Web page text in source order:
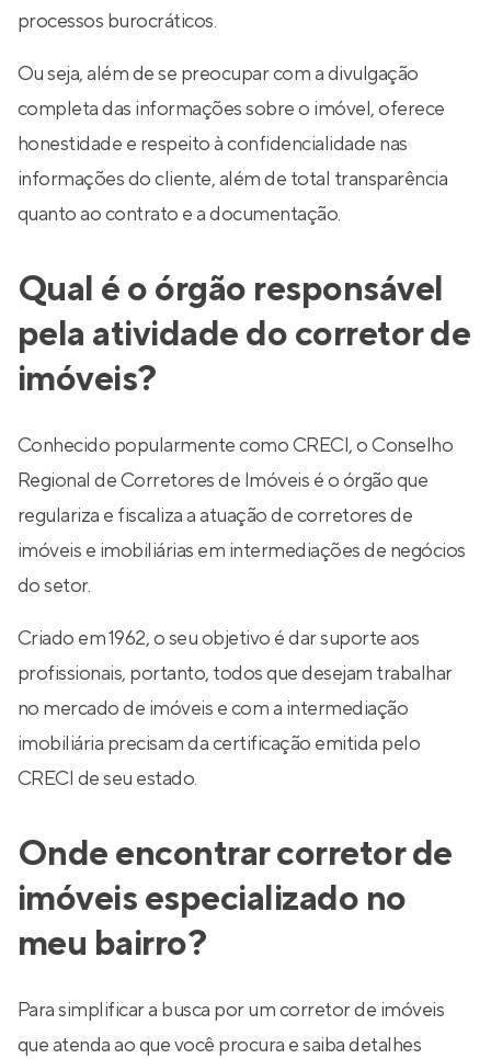
processos burocráticos.
Ou seja, além de se preocupar com a divulgação
completa das informações sobre o imóvel, oferece
honestidade e respeito à confidencialidade nas
informações do cliente, além de total transparência
quanto ao contrato e a documentação.
Qual é o órgão responsável
pela atividade do corretor de
imóveis?
Conhecido popularmente como CRECI, o Conselho
Regional de Corretores de Imóveis é o órgão que
regulariza e fiscaliza a atuação de corretores de
imóveis e imobiliárias em intermediações de negócios
do setor.
Criado em 1962, o seu objetivo é dar suporte aos
profissionais, portanto, todos que desejam trabalhar
no mercado de imóveis e com a intermediação
imobiliária precisam da certificação emitida pelo
CRECI de seu estado.
Onde encontrar corretor de
imóveis especializado no
meu bairro?
Para simplificar a busca por um corretor de imóveis
que atenda ao que você procura e saiba detalhes